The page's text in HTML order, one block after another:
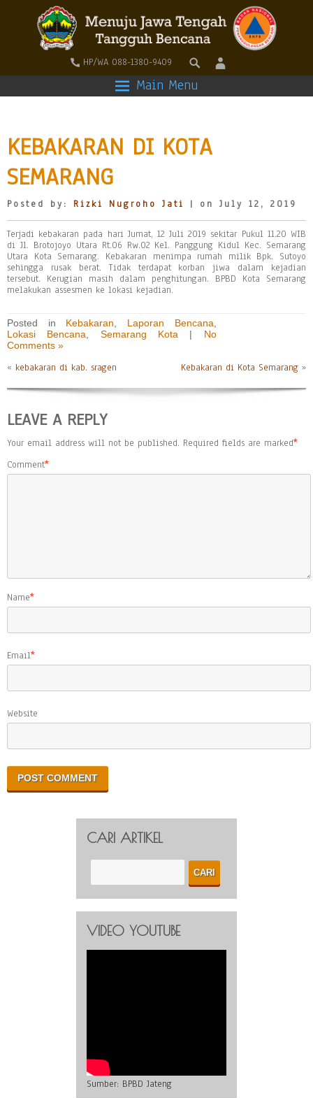
HP/WA 088-1380-9409
Main Menu
KEBAKARAN DI KOTA
SEMARANG
Posted by: Rizki Nugroho Jati | on July 12, 2019
Terjadi kebakaran pada hari Jumat, 12 Juli 2019 sekitar Pukul 11.20 WIB
di Jl. Brotojoyo Utara Rt.06 Rw.02 Kel. Panggung Kidul Kec. Semarang
Utara Kota Semarang. Kebakaran menimpa rumah milik Bpk. Sutoyo
sehingga rusak berat. Tidak terdapat korban jiwa dalam kejadian
tersebut. Kerugian masih dalam penghitungan. BPBD Kota Semarang
melakukan assesmen ke lokasi kejadian.
Posted in Kebakaran Laporan Bencana
Lokasi Bencana
Semarang Kota | No
Comments »
« kebakaran di kab. sragen Kebakaran di Kota Semarang »
LEAVE A REPLY
Your email address will not be published. Required fields are marked*
Comment*
Name*
Email*
Website
CARI ARTIKEL
VIDEO YOUTUBE
Sumber: BPBD Jateng